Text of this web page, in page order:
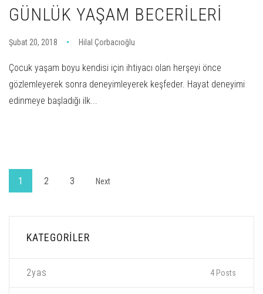
GÜNLÜK YAŞAM BECERILERI
Şubat 20, 2018 Hilal Çorbacıoğlu
Çocuk yaşam boyu kendisi için ihtiyacı olan herşeyi önce
gözlemleyerek sonra deneyimleyerek keşfeder. Hayat deneyimi
edinmeye başladığı ilk...
1 2 3 Next
KATEGORILER
2yas 4 Posts